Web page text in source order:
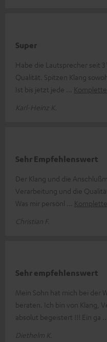
Super
Habe die Lautsprecher seit
Qualität. Spitzen Klang
Ist bis jetzt jede
Karl-Heinz K.
Sehr Empfehlenswert
Der Klang und die
Verarbeitung und die
Was mir persönl
Christian F.
Sehr empfehlenswert
Mein Sohn hat mich bei der
beraten. Ich bin von Klang,
absolut begeistert !!! Ein ga
Diethelm K.